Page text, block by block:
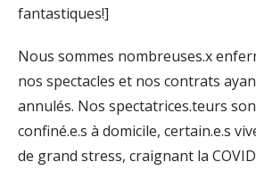
fantastiques!]
Nous sommes nombreuses.x
nos spectacles et nos contrats
annulés. Nos spectatrices.teurs
confiné.e.s à domicile, certain.e.s
de grand stress, craignant la